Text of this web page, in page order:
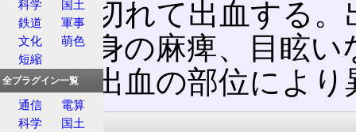
血管が切れて出血する
随、半身の麻痺、目眩
症状は出血の部位により
症状
科学
国土
鉄道
軍事
文化
萌色
短縮
全プラグイン一覧
通信
電算
科学
国土